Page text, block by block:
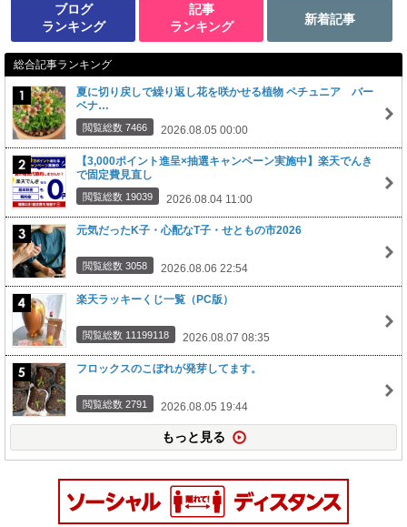
ブログ
ランキング
記事
ランキング
新着記事
総合記事ランキング
夏に切り戻しで繰り返し花を咲かせる植物 ペチュニア バー
ベナ…
閲覧総数 7466 2026.08.05 00:00
【3,000ポイント進呈×抽選キャンペーン実施中】楽天でんき
で固定費見直し
閲覧総数 19039 2026.08.04 11:00
元気だったK子・心配なT子・せともの市2026
閲覧総数 3058 2026.08.06 22:54
楽天ラッキーくじ一覧（PC版）
閲覧総数 11199118 2026.08.07 08:35
フロックスのこぼれが発芽してます。
閲覧総数 2791 2026.08.05 19:44
もっと見る